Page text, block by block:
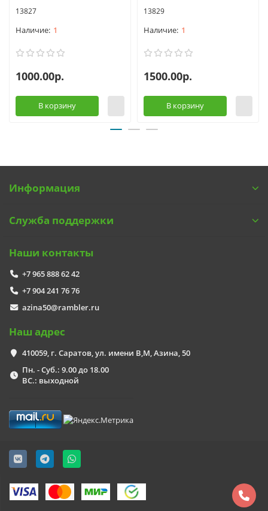
13827
1
1000.00р.
В корзину
13829
1
1500.00р.
В корзину
Информация
Служба поддержки
Наши контакты
+7 965 888 62 42
+7 904 241 76 76
azina50@rambler.ru
Наш адрес
410059, г. Саратов, ул. имени В,М, Азина, 50
Пн. - Суб.: 9.00 до 18.00
ВС.: выходной